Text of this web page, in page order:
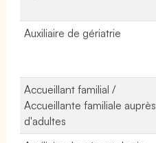
Auxiliaire de gériatrie
Accueillant familial /
Accueillante familiale auprès
d'adultes